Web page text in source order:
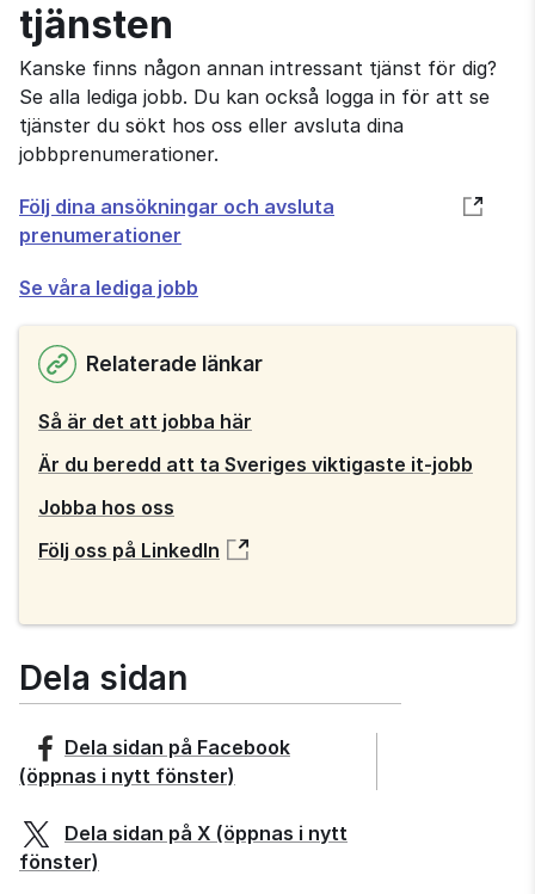
tjänsten
Kanske finns någon annan intressant tjänst för dig?
Se alla lediga jobb. Du kan också logga in för att se
tjänster du sökt hos oss eller avsluta dina
jobbprenumerationer.
Följ dina ansökningar och avsluta
prenumerationer
Öppnas
i
fönster
Se våra lediga jobb
Relaterade länkar
Så är det att jobba här
Är du beredd att ta Sveriges viktigaste it-jobb
Jobba hos oss
Följ oss på LinkedIn
Dela sidan
Dela sidan på Facebook
(öppnas i nytt fönster)
Dela sidan på X (öppnas i nytt
fönster)